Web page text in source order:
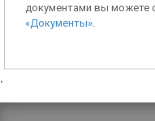
документами вы можете
«Документы».